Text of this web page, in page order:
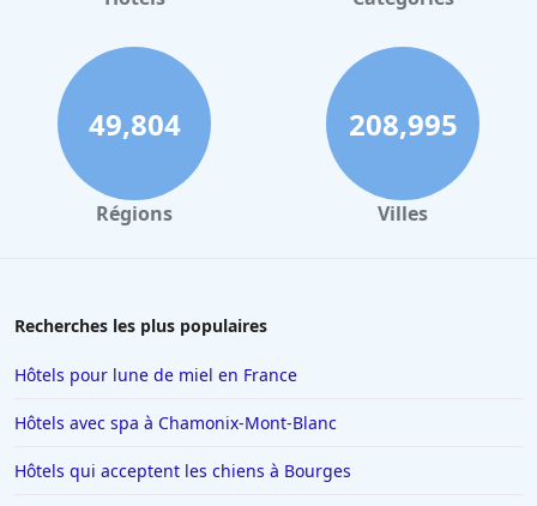
Hôtels à Lourdes
Hôtels à Saint-Lary-Soulan
Hôtels à Hendaye
Hôtels à Combloux
Hôtels à Salou
Hôtels à Giverny
Hôtels à Saint-Remy-de-Provence
49,804
Régions
208,995
Villes
Recherches les plus populaires
Hôtels pour lune de miel en France
Hôtels avec spa à Chamonix-Mont-Blanc
Hôtels qui acceptent les chiens à Bourges